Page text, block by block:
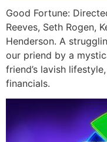
Good Fortune:
Reeves, Seth Rogen,
Henderson. A
our priend by a
friend’s lavish
financials.